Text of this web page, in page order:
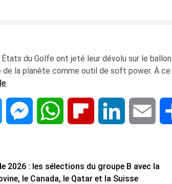
du Golfe ont jeté leur dévolu sur le
de la planète comme outil de soft power. À ce
Twitter MessengerWhatsApp Flipboard LinkedIn Email
2026 : les sélections du groupe B avec la
le Canada, le Qatar et la Suisse